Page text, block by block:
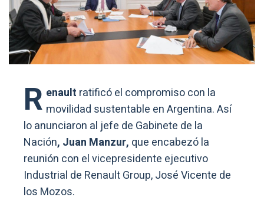
R enault ratificó el compromiso con la
movilidad sustentable en Argentina. Así
lo anunciaron al jefe de Gabinete de la
Nación, Juan Manzur, que encabezó la
reunión con el vicepresidente ejecutivo
Industrial de Renault Group, José Vicente de
los Mozos.